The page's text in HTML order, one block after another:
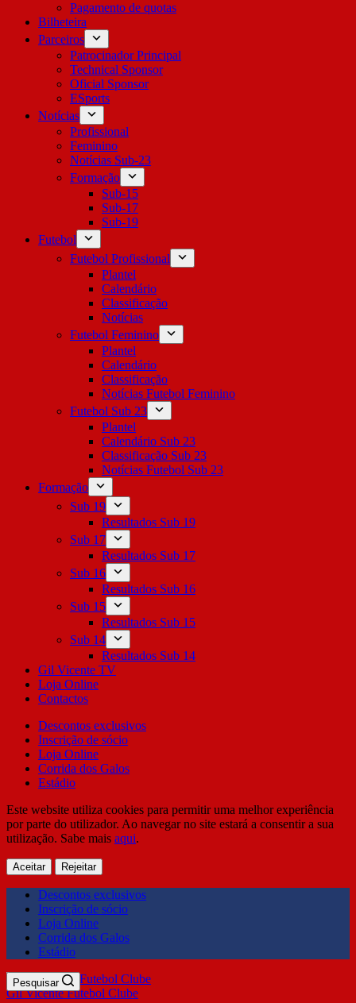
Pagamento de quotas
Bilheteira
Parceiros
Patrocinador Principal
Technical Sponsor
Oficial Sponsor
ESports
Notícias
Profissional
Feminino
Notícias Sub-23
Formação
Sub-15
Sub-17
Sub-19
Futebol
Futebol Profissional
Plantel
Calendário
Classificação
Notícias
Futebol Feminino
Plantel
Calendário
Classificação
Notícias Futebol Feminino
Futebol Sub 23
Plantel
Calendário Sub 23
Classificação Sub 23
Notícias Futebol Sub 23
Formação
Sub 19
Resultados Sub 19
Sub 17
Resultados Sub 17
Sub 16
Resultados Sub 16
Sub 15
Resultados Sub 15
Sub 14
Resultados Sub 14
Gil Vicente TV
Loja Online
Contactos
Descontos exclusivos
Inscrição de sócio
Loja Online
Corrida dos Galos
Estádio
Este website utiliza cookies para permitir uma melhor experiência
por parte do utilizador. Ao navegar no site estará a consentir a sua
utilização. Sabe mais aqui.
Aceitar Rejeitar
Descontos exclusivos
Inscrição de sócio
Loja Online
Corrida dos Galos
Estádio
Gil Vicente Futebol Clube
Pesquisar